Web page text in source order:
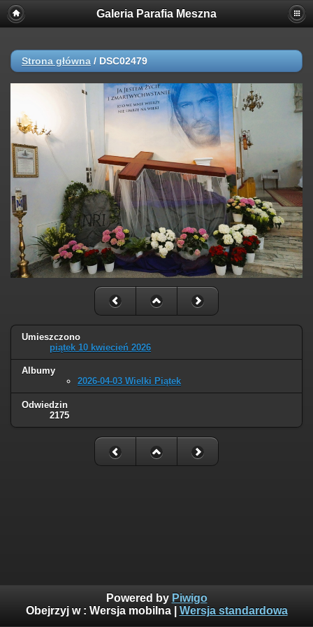
Galeria Parafia Meszna
Strona główna / DSC02479
Umieszczono
piątek 10 kwiecień 2026
Albumy
2026-04-03 Wielki Piątek
Odwiedzin
2175
Powered by Piwigo
Obejrzyj w : Wersja mobilna| Wersja standardowa